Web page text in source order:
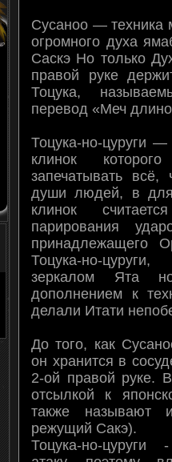
Сусаноо — техника
огромного духа
Саскэ Но только
правой руке
Тоцука,
перевод «Меч
Тоцука-но-цуруги
клинок
запечатывать
души людей, в
клинок
парирования
принадлежащего
Тоцука-но-
зеркалом Ята
дополнением к
делали Итати
До того, как
он хранится в
2-ой правой руке.
отсылкой к
также называют
режущий Сакэ).
Тоцука-но-цуруги